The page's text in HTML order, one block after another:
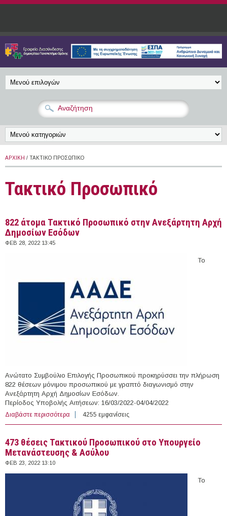
Παράκαμψη προς το κυρίως περιεχόμενο
ΑΡΧΙΚΉ / ΤΑΚΤΙΚΌ ΠΡΟΣΩΠΙΚΌ
Τακτικό Προσωπικό
822 άτομα Τακτικό Προσωπικό στην Ανεξάρτητη Αρχή
Δημοσίων Εσόδων
ΦΕΒ 28, 2022 13:45
Το
Ανώτατο Συμβούλιο Επιλογής Προσωπικού προκηρύσσει την πλήρωση
822 θέσεων μόνιμου προσωπικού με γραπτό διαγωνισμό στην
Ανεξάρτητη Αρχή Δημοσίων Εσόδων.
Περίοδος Υποβολής Αιτήσεων: 16/03/2022-04/04/2022
Διαβάστε περισσότερα για 822 άτομα Τακτικό Προσωπικό στην Ανεξάρτητη
Αρχή Δημοσίων Εσόδων
4255 εμφανίσεις
473 θέσεις Τακτικού Προσωπικού στο Υπουργείο
Μετανάστευσης & Ασύλου
ΦΕΒ 23, 2022 13:10
Το